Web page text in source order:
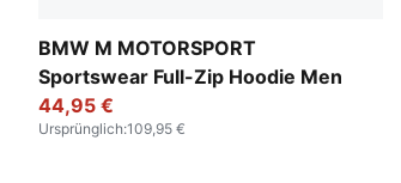
BMW M MOTORSPORT
Sportswear Full-Zip Hoodie Men
44,95 €
Ursprünglich:109,95 €